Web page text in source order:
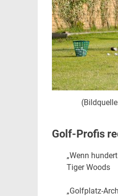
Golf-Profis
„Wenn
Tiger Woods
„Golfplatz-